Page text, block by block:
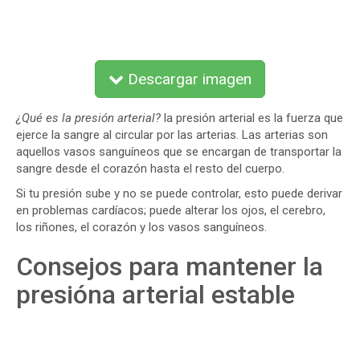
Descargar imagen
¿Qué es la presión arterial? la presión arterial es la fuerza que
ejerce la sangre al circular por las arterias. Las arterias son
aquellos vasos sanguíneos que se encargan de transportar la
sangre desde el corazón hasta el resto del cuerpo.
Si tu presión sube y no se puede controlar, esto puede derivar
en problemas cardíacos; puede alterar los ojos, el cerebro,
los riñones, el corazón y los vasos sanguíneos.
Consejos para mantener la
presióna arterial estable